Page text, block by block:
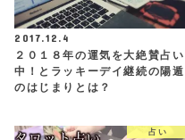
2017.12.4
２０１８年の運気を大絶賛占い
中！とラッキーデイ継続の陽遁
のはじまりとは？
占い